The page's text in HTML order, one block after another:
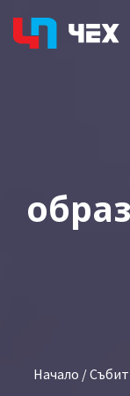
Начало /